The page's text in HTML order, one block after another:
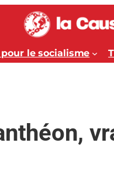
le socialisme